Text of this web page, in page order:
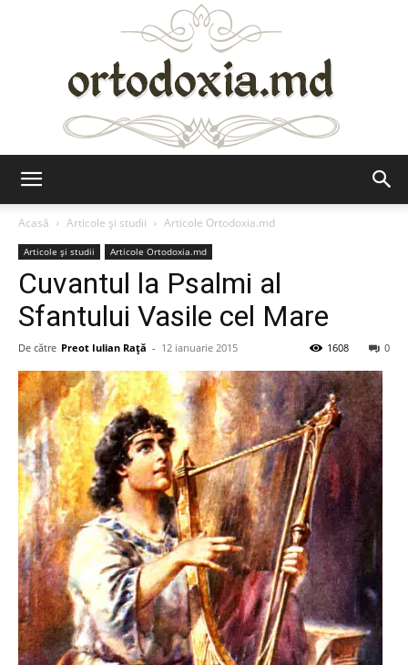
Acasă
Articole şi studii Articole Ortodoxia.md
Articole şi studii Articole Ortodoxia.md
Cuvantul la Psalmi al
Sfantului Vasile cel Mare
De către Preot Iulian Raţă - 12 ianuarie 2015 0
1608